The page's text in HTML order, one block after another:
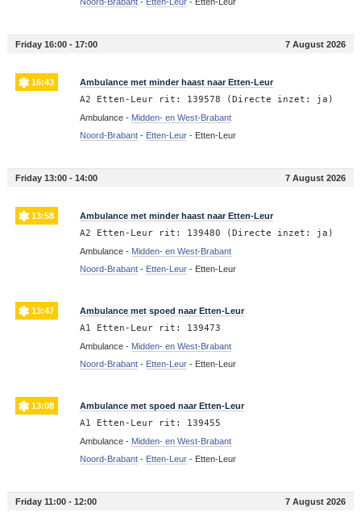
Friday 16:00 - 17:00 7 August 2026
16:43 Ambulance met minder haast naar Etten-Leur
A2 Etten-Leur rit: 139578 (Directe inzet: ja)
Ambulance - Midden- en West-Brabant
Noord-Brabant- Etten-Leur- Etten-Leur
Friday 13:00 - 14:00 7 August 2026
13:58 Ambulance met minder haast naar Etten-Leur
A2 Etten-Leur rit: 139480 (Directe inzet: ja)
Ambulance - Midden- en West-Brabant
Noord-Brabant- Etten-Leur- Etten-Leur
13:47 Ambulance met spoed naar Etten-Leur
A1 Etten-Leur rit: 139473
Ambulance - Midden- en West-Brabant
Noord-Brabant- Etten-Leur- Etten-Leur
13:08 Ambulance met spoed naar Etten-Leur
A1 Etten-Leur rit: 139455
Ambulance - Midden- en West-Brabant
Noord-Brabant- Etten-Leur- Etten-Leur
Friday 11:00 - 12:00 7 August 2026